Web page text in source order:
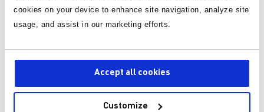
cookies on your device to enhance site navigation, analyze site
usage, and assist in our marketing efforts.
Accept all cookies
Customize
采用更少的电源轨，-L器件
效率优化
采用更少的电源轨，M、H器件
效率优化